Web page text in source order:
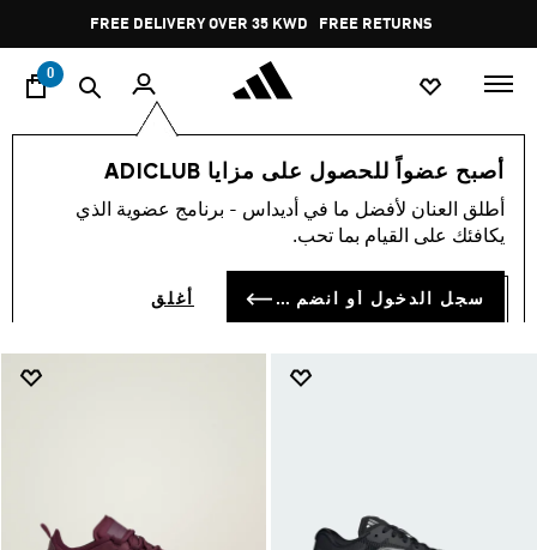
Pause
promotion
rotation
FREE RETURNS
0
أصبح عضواً للحصول على مزايا ADICLUB
أطلق العنان لأفضل ما في أديداس - برنامج عضوية الذي
يكافئك على القيام بما تحب.
سجل الدخول أو انضم الآن أغلق
الرياضات تدريب النساء
SHOES (82)